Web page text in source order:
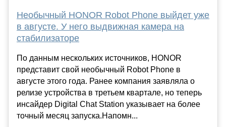
Необычный HONOR Robot Phone выйдет уже
в августе. У него выдвижная камера на
стабилизаторе
По данным нескольких источников, HONOR
представит свой необычный Robot Phone в
августе этого года. Ранее компания заявляла о
релизе устройства в третьем квартале, но теперь
инсайдер Digital Chat Station указывает на более
точный месяц запуска.Напомн...